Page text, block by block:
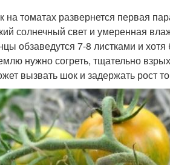
на томатах развернется первая
солнечный свет и умеренная
обзаведутся 7-8 листками и
нужно согреть, тщательно
вызвать шок и задержать рост